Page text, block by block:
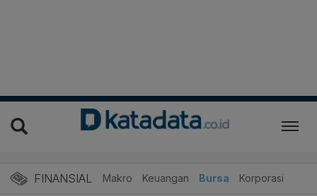
FINANSIAL Makro Keuangan Bursa Korporasi